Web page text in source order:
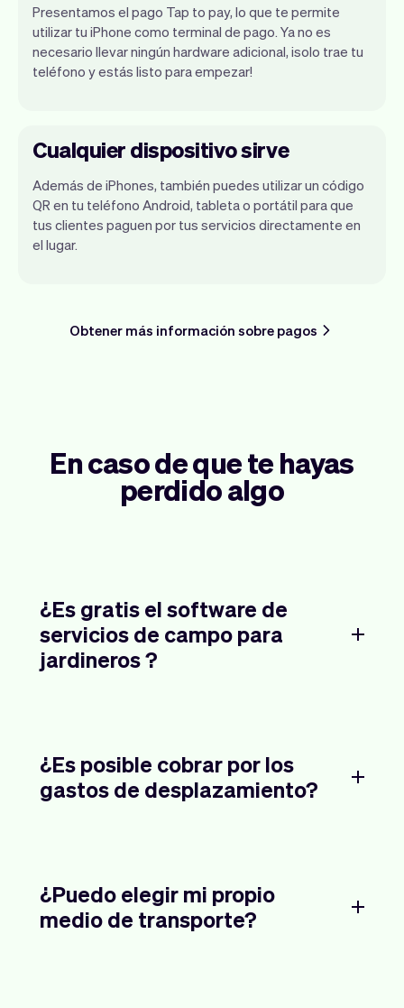
Presentamos el pago Tap to pay, lo que te permite
utilizar tu iPhone como terminal de pago. Ya no es
necesario llevar ningún hardware adicional, ¡solo trae tu
teléfono y estás listo para empezar!
Cualquier dispositivo sirve
Además de iPhones, también puedes utilizar un código
QR en tu teléfono Android, tableta o portátil para que
tus clientes paguen por tus servicios directamente en
el lugar.
Obtener más información sobre pagos
En caso de que te hayas
perdido algo
¿Es gratis el software de
servicios de campo para
jardineros ?
¿Es posible cobrar por los
gastos de desplazamiento?
¿Puedo elegir mi propio
medio de transporte?